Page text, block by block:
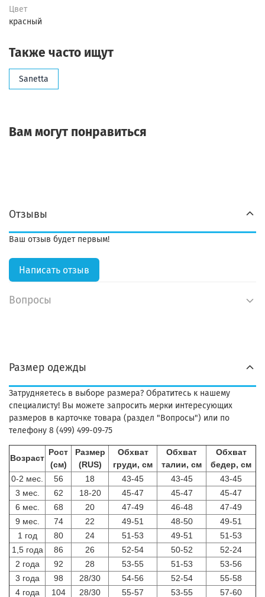
Цвет
красный
Также часто ищут
Sanetta
Вам могут понравиться
Отзывы
Ваш отзыв будет первым!
Написать отзыв
Вопросы
Размер одежды
Затрудняетесь в выборе размера? Обратитесь к нашему
специалисту! Вы можете запросить мерки интересующих
размеров в карточке товара (раздел "Вопросы") или по
телефону 8 (499) 499-09-75
Возраст
Рост
(см)
Размер
(RUS)
Обхват
груди, см
Обхват
талии, см
Обхват
бедер, см
0-2 мес.
56 18 43-45 43-45
43-45
3 мес.
62 18-20 45-47 45-47
45-47
6 мес.
68 20 47-49 46-48
47-49
9 мес.
74 22 49-51 48-50
49-51
1 год
80 24 51-53 49-51
51-53
1,5 года
86 26 52-54 50-52
52-24
2 года
92 28 53-55 51-53
53-56
3 года
98 28/30 54-56 52-54
55-58
4 года
104 28/30 55-57 53-55
57-60